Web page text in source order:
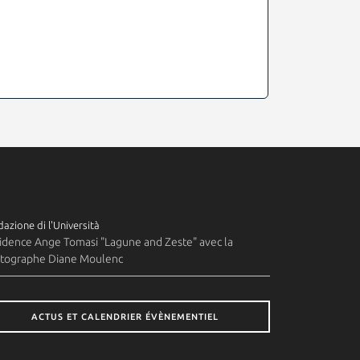
di l'Università
Ange Tomasi "Lagune and Zeste" avec la
Diane Moulenc
ACTUS ET CALENDRIER ÉVÈNEMENTIEL